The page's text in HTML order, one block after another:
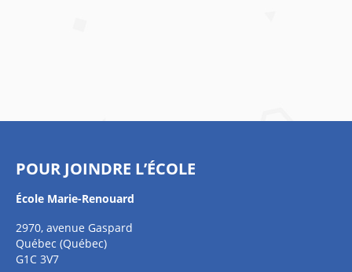
POUR JOINDRE L’ÉCOLE
École Marie-Renouard
2970, avenue Gaspard
Québec (Québec)
G1C 3V7